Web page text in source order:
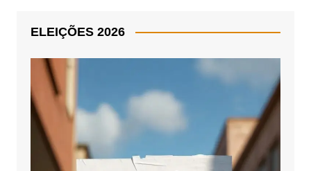
ELEIÇÕES 2026